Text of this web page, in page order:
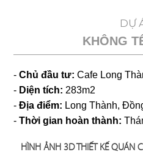
DỰ
KHÔNG
- Chủ đầu tư:Cafe Long
- Diện tích: 283m2
- Địa điểm: Long Thành,
- Thời gian hoàn thành:
HÌNH ẢNH 3D THIẾT KẾ QUÁN
GIỚI
DỰ